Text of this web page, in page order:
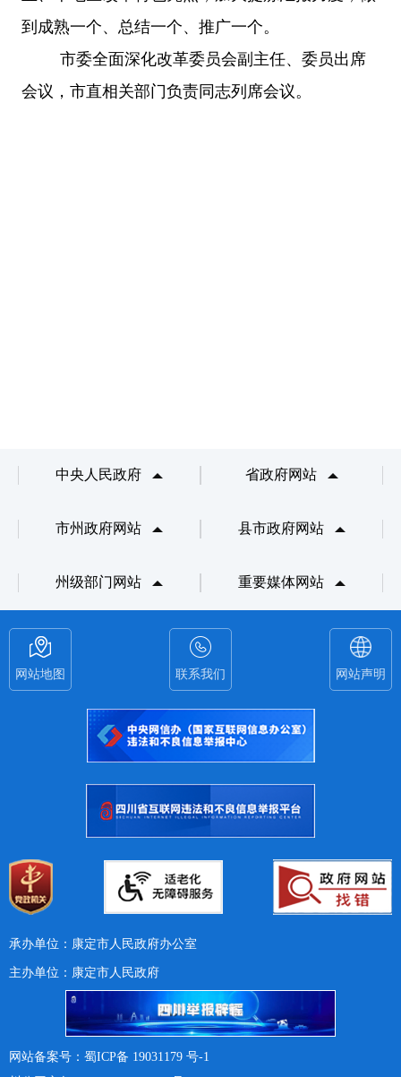
到成熟一个、总结一个、推广一个。
市委全面深化改革委员会副主任、委员出席
会议，市直相关部门负责同志列席会议。
中央人民政府 省政府网站
市州政府网站 县市政府网站
州级部门网站 重要媒体网站
网站地图 联系我们 网站声明
承办单位：康定市人民政府办公室
主办单位：康定市人民政府
网站备案号：蜀ICP备 19031179 号-1